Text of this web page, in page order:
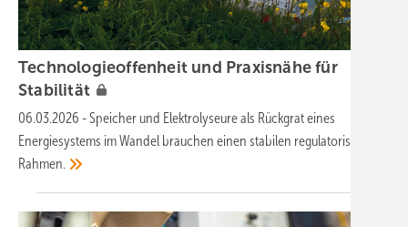
Technologieoffenheit und Praxisnähe für
Stabilität
06.03.2026 -Speicher und Elektrolyseure als Rückgrat eines
Energiesystems im Wandel brauchen einen stabilen regulatorischen
Rahmen.